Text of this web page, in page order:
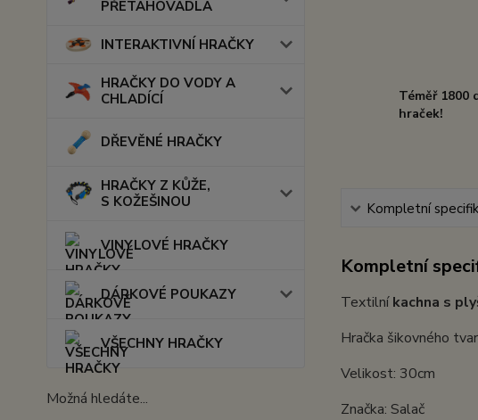
PŘETAHOVADLA
INTERAKTIVNÍ HRAČKY
HRAČKY DO VODY A
CHLADÍCÍ
DŘEVĚNÉ HRAČKY
HRAČKY Z KŮŽE,
S KOŽEŠINOU
VINYLOVÉ HRAČKY
DÁRKOVÉ POUKAZY
VŠECHNY HRAČKY
Možná hledáte...
Téměř 1800
hraček!
Kompletní
Kompletní
Textilníkachna s
Hračka šikovného
Velikost: 30cm
Značka: Salač